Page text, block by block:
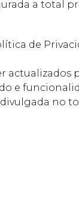
a total
de
e
no